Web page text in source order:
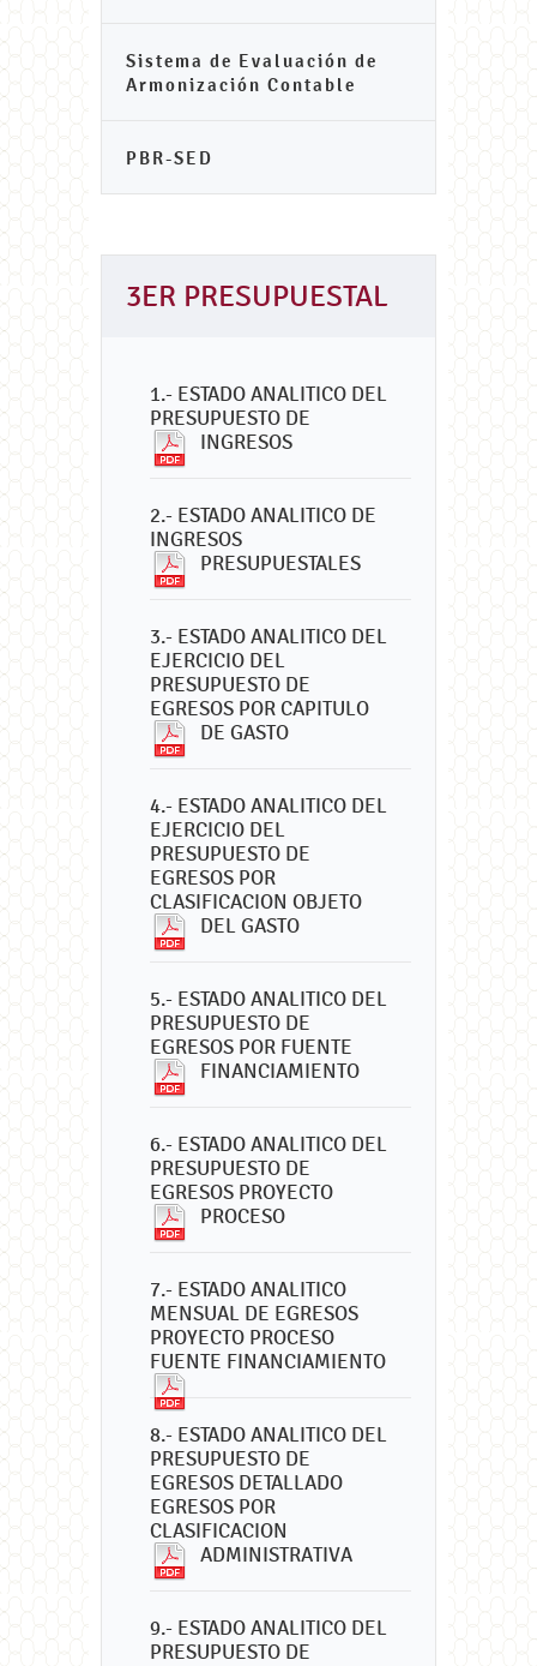
Sistema de Evaluación de
Armonización Contable
PBR-SED
3ER PRESUPUESTAL
1.- ESTADO ANALITICO DEL
PRESUPUESTO DE
INGRESOS
2.- ESTADO ANALITICO DE
INGRESOS
PRESUPUESTALES
3.- ESTADO ANALITICO DEL
EJERCICIO DEL
PRESUPUESTO DE
EGRESOS POR CAPITULO
DE GASTO
4.- ESTADO ANALITICO DEL
EJERCICIO DEL
PRESUPUESTO DE
EGRESOS POR
CLASIFICACION OBJETO
DEL GASTO
5.- ESTADO ANALITICO DEL
PRESUPUESTO DE
EGRESOS POR FUENTE
FINANCIAMIENTO
6.- ESTADO ANALITICO DEL
PRESUPUESTO DE
EGRESOS PROYECTO
PROCESO
7.- ESTADO ANALITICO
MENSUAL DE EGRESOS
PROYECTO PROCESO
FUENTE FINANCIAMIENTO
8.- ESTADO ANALITICO DEL
PRESUPUESTO DE
EGRESOS DETALLADO
EGRESOS POR
CLASIFICACION
ADMINISTRATIVA
9.- ESTADO ANALITICO DEL
PRESUPUESTO DE